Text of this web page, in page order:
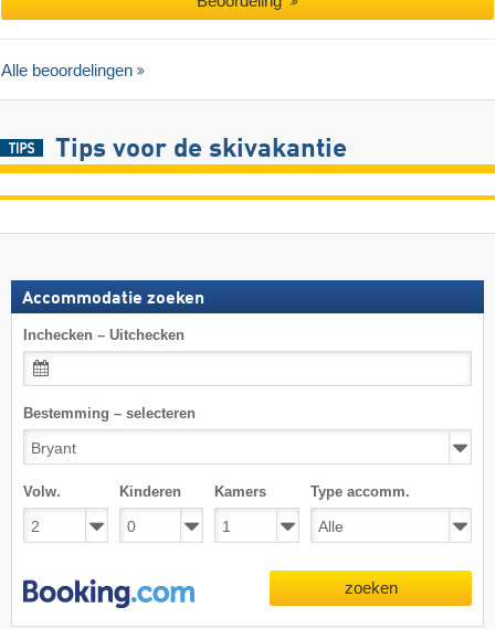
Alle beoordelingen
Tips voor de skivakantie
Accommodatie zoeken
Inchecken – Uitchecken
Bestemming – selecteren
Volw. Kinderen Kamers Type accomm.
zoeken